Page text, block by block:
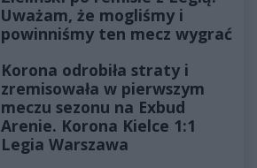
Uważam, że mogliśmy i
powinniśmy ten mecz wygrać
Korona odrobiła straty i
zremisowała w pierwszym
meczu sezonu na Exbud
Arenie. Korona Kielce 1:1
Legia Warszawa